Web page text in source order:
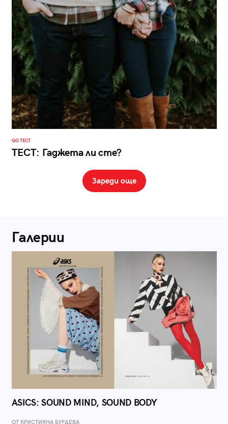
GO ТЕСТ
ТЕСТ: Гаджета ли сте?
Зареди още
Галерии
ASICS: SOUND MIND, SOUND BODY
ОТ КРИСТИЯНА БУРДЕВА